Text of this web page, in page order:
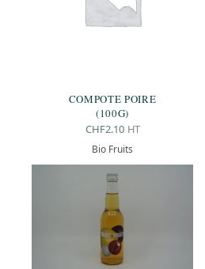
COMPOTE POIRE
(100G)
CHF2.10 HT
Bio Fruits